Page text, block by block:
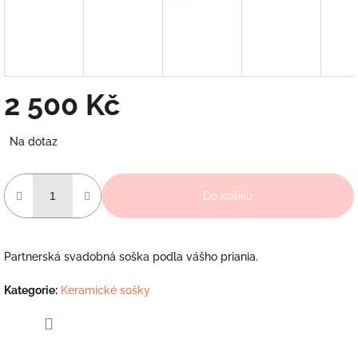
2 500 Kč
cena:
Na dotaz
Do košíku
Partnerská svadobná soška podla vášho priania.
Kategorie: Keramické sošky